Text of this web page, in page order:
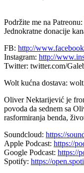
Podržite me na Patreonu:
Jednokratne donacije
FB: http://
Instagram: http://
Twitter: twitter.com/
Wolt kućna dostava:
Oliver Nektarijević je
povoda da sednem sa
rasformiranja benda,
Soundcloud: https://
Apple Podcast: https://
Google Podcast: https://
Spotify: https://